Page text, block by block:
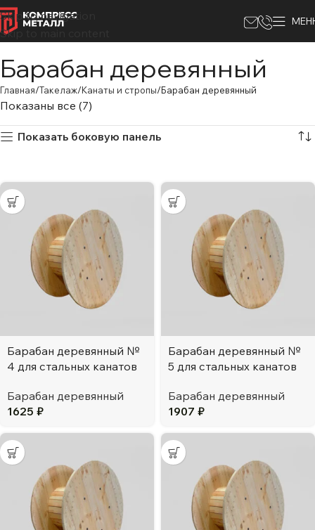
Skip to navigation
Skip to main content
Барабан деревянный
Главная Такелаж Канаты и стропы Барабан деревянный
Показаны все (7)
Показать боковую панель
Барабан деревянный №
4 для стальных канатов
Барабан деревянный
1625 ₽
Барабан деревянный №
5 для стальных канатов
Барабан деревянный
1907 ₽